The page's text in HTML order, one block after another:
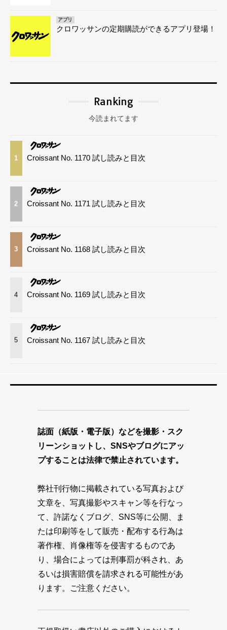
アプリ
クロワッサンの定期購読ができるアプリ登場！
Ranking
今読まれてます
1 Croissant No. 1170 試し読みと目次
2 Croissant No. 1171 試し読みと目次
3 Croissant No. 1168 試し読みと目次
4 Croissant No. 1169 試し読みと目次
5 Croissant No. 1167 試し読みと目次
誌面（紙版・電子版）などを撮影・スク
リーンショットし、SNSやブログにアッ
プすることは法律で禁止されています。
弊社刊行物に掲載されている写真および
文章を、写真撮影やスキャン等を行なっ
て、許諾なくブログ、SNS等に公開、ま
たは印刷等をして販売・配布する行為は
著作権、肖像権等を侵害するものであ
り、場合によっては刑事罰が科され、あ
るいは損害賠償を請求される可能性があ
ります。ご注意ください。